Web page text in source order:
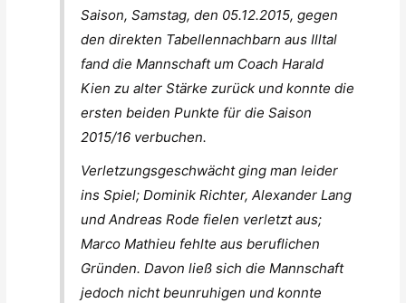
Saison, Samstag, den 05.12.2015, gegen
den direkten Tabellennachbarn aus Illtal
fand die Mannschaft um Coach Harald
Kien zu alter Stärke zurück und konnte die
ersten beiden Punkte für die Saison
2015/16 verbuchen.
Verletzungsgeschwächt ging man leider
ins Spiel; Dominik Richter, Alexander Lang
und Andreas Rode fielen verletzt aus;
Marco Mathieu fehlte aus beruflichen
Gründen. Davon ließ sich die Mannschaft
jedoch nicht beunruhigen und konnte